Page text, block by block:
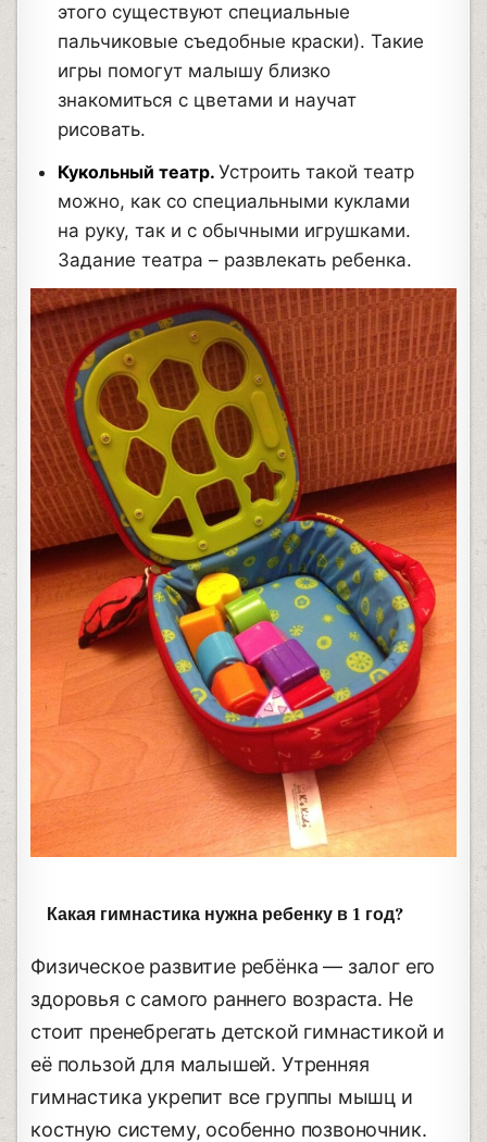
этого существуют специальные
пальчиковые съедобные краски). Такие
игры помогут малышу близко
знакомиться с цветами и научат
рисовать.
Кукольный театр.Устроить такой театр
можно, как со специальными куклами
на руку, так и с обычными игрушками.
Задание театра – развлекать ребенка.
Какая гимнастика нужна ребенку в 1 год?
Физическое развитие ребёнка — залог его
здоровья с самого раннего возраста. Не
стоит пренебрегать детской гимнастикой и
её пользой для малышей. Утренняя
гимнастика укрепит все группы мышц и
костную систему, особенно позвоночник.